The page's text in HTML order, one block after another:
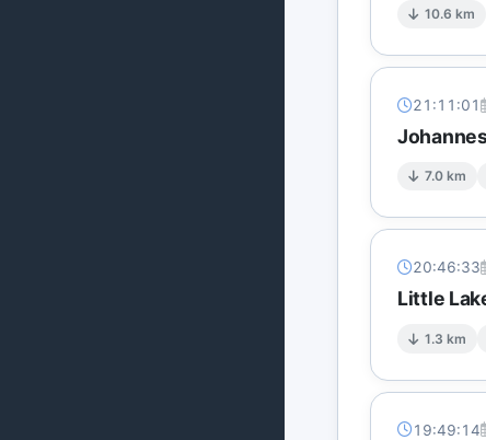
10.6 km
21:11:01
7.0 km
20:46:33
Little
1.3 km
19:49:14